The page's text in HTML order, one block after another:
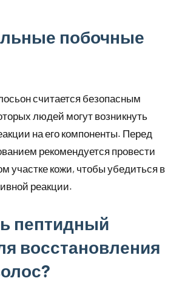
побочные
считается безопасным
людей могут возникнуть
на его компоненты. Перед
рекомендуется провести
участке кожи, чтобы убедиться в
реакции.
пептидный
восстановления